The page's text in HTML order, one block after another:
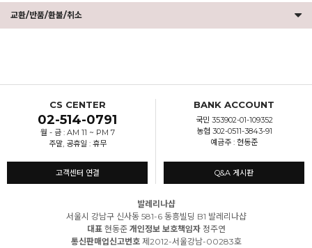
교환/반품/환불/취소
CS CENTER
02-514-0791
월 - 금 : AM 11 ~ PM 7
주말, 공휴일 : 휴무
고객센터 연결
BANK ACCOUNT
국민 353902-01-109352
농협 302-0511-3843-91
예금주 : 현동준
Q&A 게시판
발레리나샵
서울시 강남구 신사동 581-6 동흥빌딩 B1 발레리나샵
대표현동준 개인정보 보호책임자정주연
통신판매업신고번호제2012-서울강남-00283호